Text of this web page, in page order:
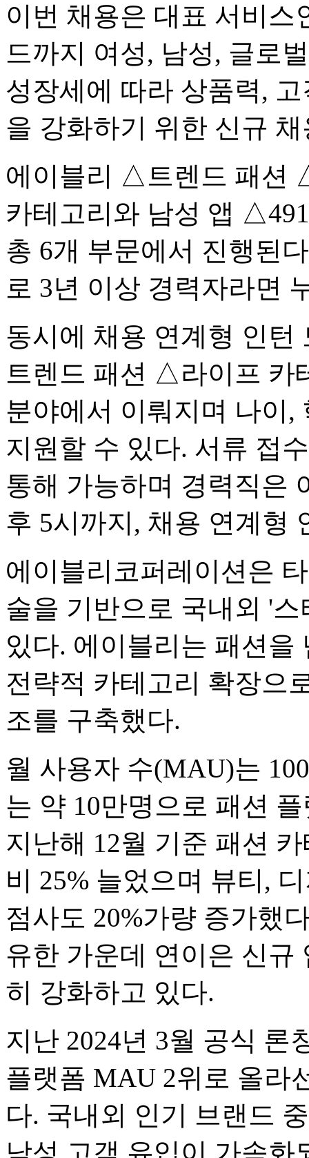
이번 채용은 대표 서비스
드까지 여성, 남성, 글로
성장세에 따라 상품력,
을 강화하기 위한 신규
에이블리 △트렌드 패
카테고리와 남성 앱
총 6개 부문에서 진행된
로 3년 이상 경력자라면
동시에 채용 연계형 인
트렌드 패션 △라이프
분야에서 이뤄지며 나이,
지원할 수 있다. 서류 접
통해 가능하며 경력직은
후 5시까지, 채용 연계형
에이블리코퍼레이션은
술을 기반으로 국내외 '
있다. 에이블리는 패션을
전략적 카테고리 확장으
조를 구축했다.
월 사용자 수(MAU)는
는 약 10만명으로 패션
지난해 12월 기준 패션
비 25% 늘었으며 뷰티,
점사도 20%가량 증가했
유한 가운데 연이은 신규
히 강화하고 있다.
지난 2024년 3월 공식 론
플랫폼 MAU 2위로 올라
다. 국내외 인기 브랜드